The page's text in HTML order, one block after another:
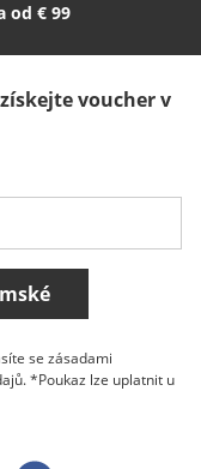
Norge
od € 99
voucher v
se zásadami
*Poukaz lze uplatnit u